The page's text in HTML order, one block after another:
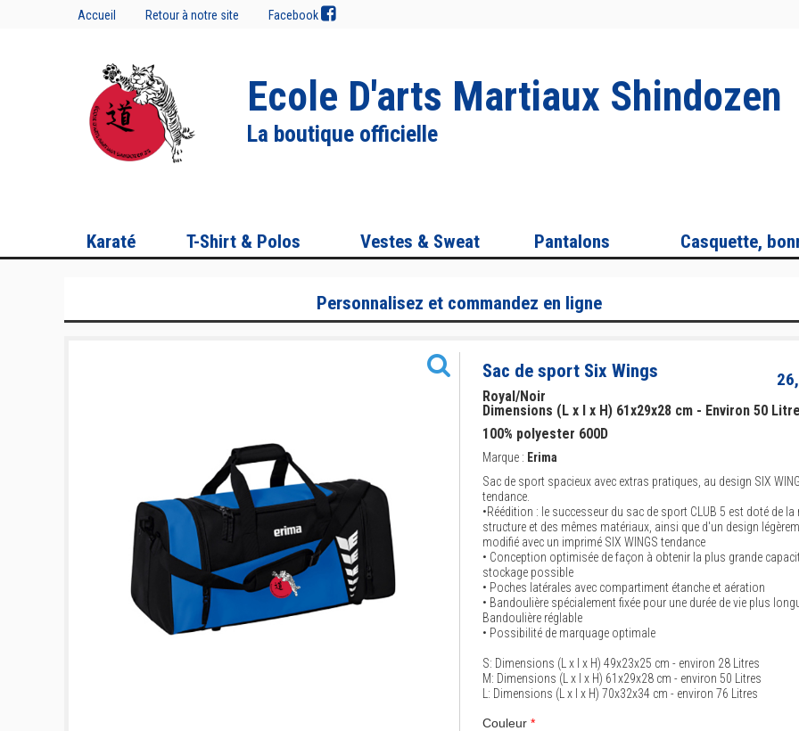
Accueil Retour à notre site Facebook
Ecole D'arts Martiaux Shindozen
La boutique officielle
Karaté T-Shirt & Polos Vestes & Sweat Pantalons Casquette,
Personnalisez et commandez en ligne
Sac de sport Six Wings
Royal/Noir
Dimensions (L x l x H) 61x29x28 cm - Environ 50
100% polyester 600D
Marque : Erima
Sac de sport spacieux avec extras pratiques, au design SIX
tendance.
•Réédition : le successeur du sac de sport CLUB 5 est doté de la
structure et des mêmes matériaux, ainsi que d'un design
modifié avec un imprimé SIX WINGS tendance
• Conception optimisée de façon à obtenir la plus grande
stockage possible
• Poches latérales avec compartiment étanche et aération
• Bandoulière spécialement fixée pour une durée de vie plus
Bandoulière réglable
• Possibilité de marquage optimale
S: Dimensions (L x l x H) 49x23x25 cm - environ 28 Litres
M: Dimensions (L x l x H) 61x29x28 cm - environ 50 Litres
L: Dimensions (L x l x H) 70x32x34 cm - environ 76 Litres
Couleur*